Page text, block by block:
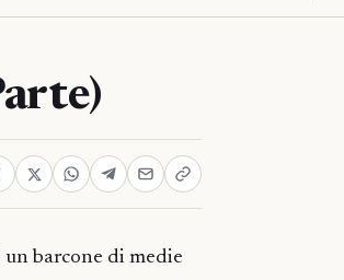
un barcone di medie